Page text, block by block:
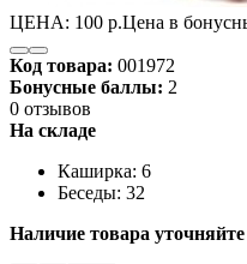
ЦЕНА: 100 р.Цена в
Код товара: 001972
Бонусные баллы: 2
0 отзывов
На складе
Каширка: 6
Беседы: 32
Наличие товара